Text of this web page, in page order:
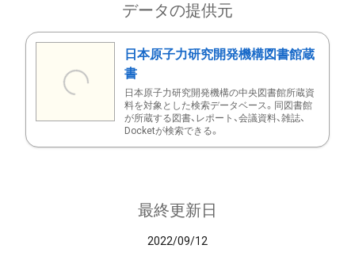
データの提供元
日本原子力研究開発機構図書館蔵
書
日本原子力研究開発機構の中央図書館所蔵資
料を対象とした検索データベース。同図書館
が所蔵する図書、レポート、会議資料、雑誌、
Docketが検索できる。
最終更新日
2022/09/12